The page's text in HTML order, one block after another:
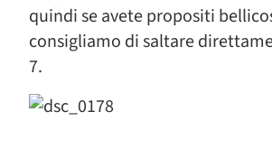
quindi se avete propositi
consigliamo di saltare
7.